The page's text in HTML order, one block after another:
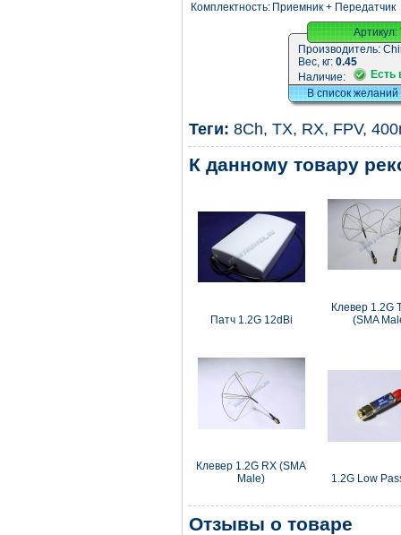
Комплектность: Приемник + Передатчик
Артикул:
Производитель:
Вес, кг: 0.45
Наличие:
Есть
В список желаний
Теги: 8Ch, TX, RX, FPV,
К данному товару
Патч 1.2G 12dBi
Клевер 1.2G
(SMA
Клевер 1.2G RX (SMA
Male)
1.2G Low
Отзывы о товаре